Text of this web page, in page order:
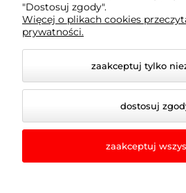
Pomoc
© 2026 wertykal.com. Wszelkie
"Dostosuj zgody".
Więcej o plikach cookies
prywatności.
zaakceptuj tylko
dostosuj
zaakceptuj